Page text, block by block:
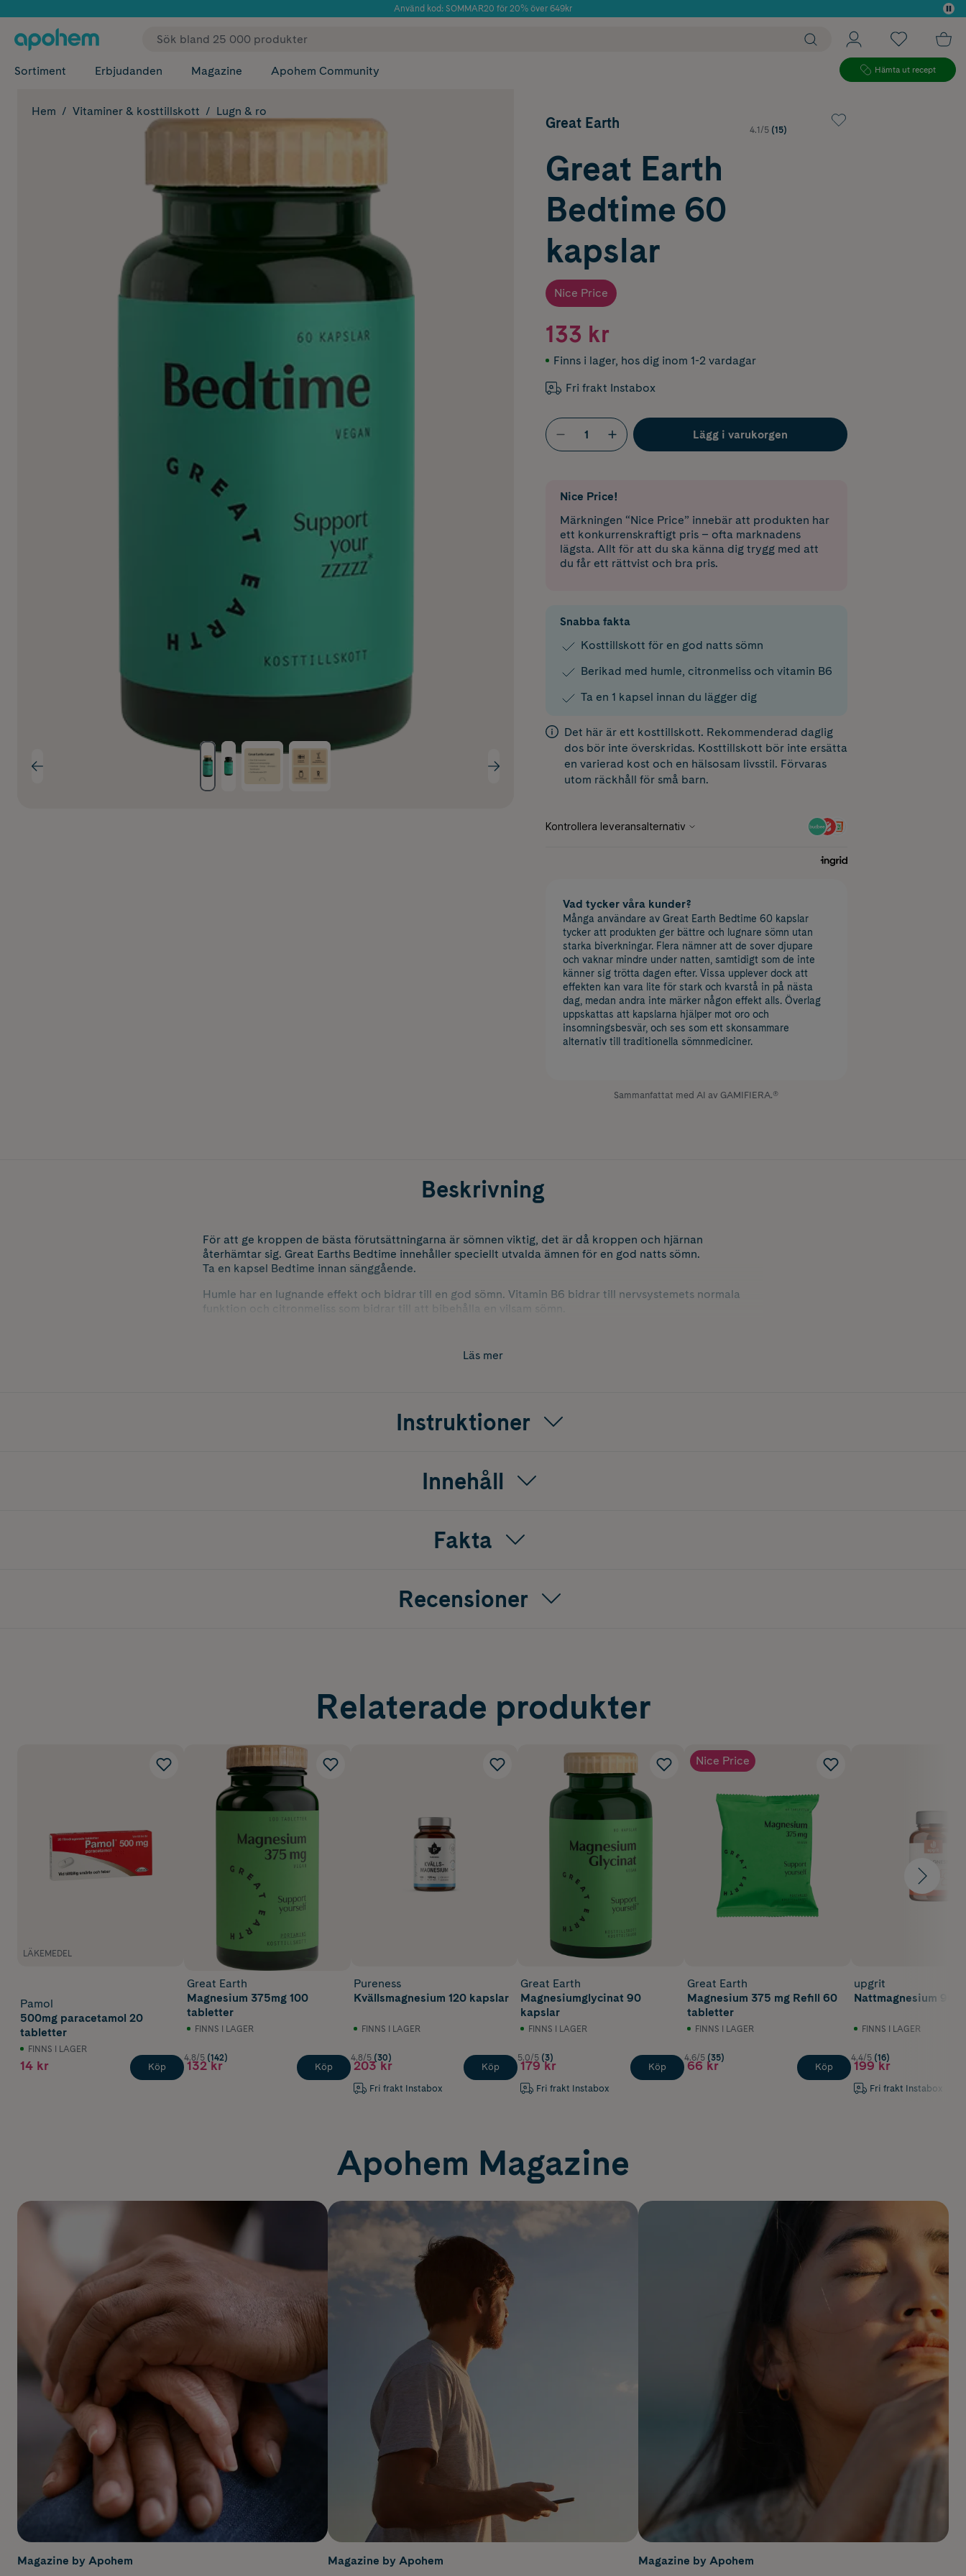
Använd kod: SOMMAR20 för 20% över 649kr
Sortiment Erbjudanden Magazine Apohem Community Hämta ut recept
Hem Vitaminer & kosttillskott Lugn & ro
Great Earth 4.1/5 (15)
Great Earth
Bedtime 60
kapslar
Nice Price
133 kr
Finns i lager, hos dig inom 1-2 vardagar
Fri frakt Instabox
Lägg i varukorgen
Nice Price!
Märkningen “Nice Price” innebär att produkten har
ett konkurrenskraftigt pris – ofta marknadens
lägsta. Allt för att du ska känna dig trygg med att
du får ett rättvist och bra pris.
Snabba fakta
Kosttillskott för en god natts sömn
Berikad med humle, citronmeliss och vitamin B6
Ta en 1 kapsel innan du lägger dig
Det här är ett kosttillskott. Rekommenderad daglig
dos bör inte överskridas. Kosttillskott bör inte ersätta
en varierad kost och en hälsosam livsstil. Förvaras
utom räckhåll för små barn.
Vad tycker våra kunder?
Många användare av Great Earth Bedtime 60 kapslar
tycker att produkten ger bättre och lugnare sömn utan
starka biverkningar. Flera nämner att de sover djupare
och vaknar mindre under natten, samtidigt som de inte
känner sig trötta dagen efter. Vissa upplever dock att
effekten kan vara lite för stark och kvarstå in på nästa
dag, medan andra inte märker någon effekt alls. Överlag
uppskattas att kapslarna hjälper mot oro och
insomningsbesvär, och ses som ett skonsammare
alternativ till traditionella sömnmediciner.
Sammanfattat med AI av GAMIFIERA.®
Beskrivning
För att ge kroppen de bästa förutsättningarna är sömnen viktig, det är då kroppen och hjärnan
återhämtar sig. Great Earths Bedtime innehåller speciellt utvalda ämnen för en god natts sömn.
Ta en kapsel Bedtime innan sänggående.
Humle har en lugnande effekt och bidrar till en god sömn. Vitamin B6 bidrar till nervsystemets normala
funktion och citronmeliss som bidrar till att bibehålla en vilsam sömn.
Läs mer
Instruktioner
Innehåll
Fakta
Recensioner
Relaterade produkter
LÄKEMEDEL
Pamol
500mg paracetamol 20
tabletter
FINNS I LAGER
14 kr Köp
Great Earth
Magnesium 375mg 100
tabletter
FINNS I LAGER
4.8/5 (142)
132 kr Köp
Pureness
Kvällsmagnesium 120 kapslar
FINNS I LAGER
4.8/5 (30)
203 kr
Fri frakt Instabox
Köp
Great Earth
Magnesiumglycinat 90
kapslar
FINNS I LAGER
5.0/5 (3)
179 kr
Fri frakt Instabox
Köp
Nice Price
Great Earth
Magnesium 375 mg Refill 60
tabletter
FINNS I LAGER
4.6/5 (35)
66 kr Köp
upgrit
Nattmagnesium 90
FINNS I LAGER
4.4/5 (16)
199 kr
Fri frakt Instabox
Apohem Magazine
Magazine by Apohem Magazine by Apohem Magazine by Apohem